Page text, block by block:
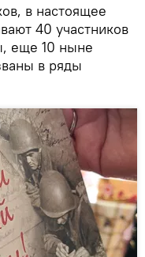
в настоящее
40 участников
еще 10 ныне
в ряды